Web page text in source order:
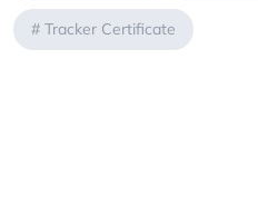
# Tracker Certificate